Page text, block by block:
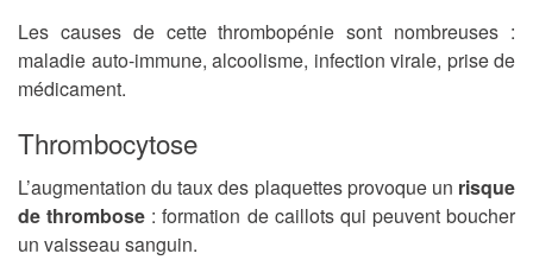
Les causes de cette thrombopénie sont nombreuses :
maladie auto-immune, alcoolisme, infection virale, prise de
médicament.
Thrombocytose
L’augmentation du taux des plaquettes provoque un risque
de thrombose : formation de caillots qui peuvent boucher
un vaisseau sanguin.